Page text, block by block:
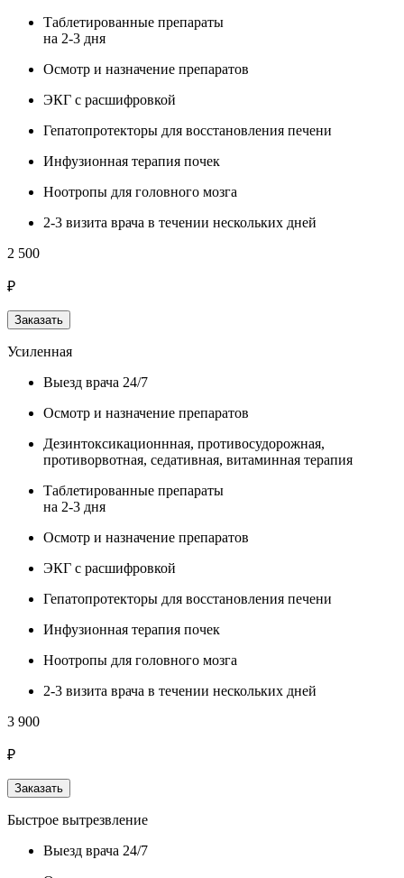
Таблетированные препараты
на 2-3 дня
Осмотр и назначение препаратов
ЭКГ с расшифровкой
Гепатопротекторы для восстановления печени
Инфузионная терапия почек
Ноотропы для головного мозга
2-3 визита врача в течении нескольких дней
2 500
₽
Заказать
Усиленная
Выезд врача 24/7
Осмотр и назначение препаратов
Дезинтоксикационнная, противосудорожная,
противорвотная, седативная, витаминная терапия
Таблетированные препараты
на 2-3 дня
Осмотр и назначение препаратов
ЭКГ с расшифровкой
Гепатопротекторы для восстановления печени
Инфузионная терапия почек
Ноотропы для головного мозга
2-3 визита врача в течении нескольких дней
3 900
₽
Заказать
Быстрое вытрезвление
Выезд врача 24/7